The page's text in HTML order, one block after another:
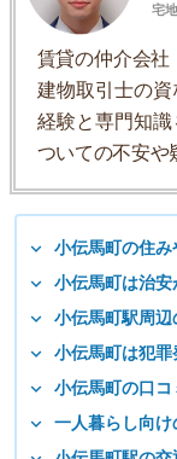
宅
賃貸の仲介会社
建物取引士の
経験と専門知
ついての不安や
小伝馬町の住み
小伝馬町は治
小伝馬町駅周
小伝馬町は犯
小伝馬町の口
一人暮らし向